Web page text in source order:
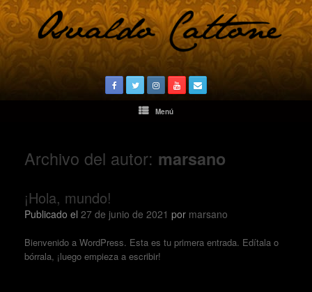
Saltar
al
contenido
Menú
Archivo del autor: marsano
¡Hola, mundo!
Publicado el 27 de junio de 2021 por marsano
Bienvenido a WordPress. Esta es tu primera entrada. Edítala o
bórrala, ¡luego empieza a escribir!